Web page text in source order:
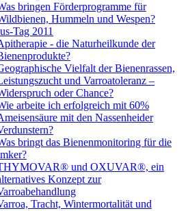
bringen Förderprogramme für
Hummeln und Wespen?
Tag 2011
- die Naturheilkunde der
Vielfalt der Bienenrassen,
und Varroatoleranz –
oder Chance?
arbeite ich erfolgreich mit 60%
mit den Nassenheider
bringt das Bienenmonitoring für die
und OXUVAR®, ein
Konzept zur
Tracht, Wintermortalität und